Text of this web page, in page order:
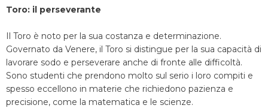
Toro: il perseverante
Il Toro è noto per la sua costanza e determinazione.
Governato da Venere, il Toro si distingue per la sua capacità di
lavorare sodo e perseverare anche di fronte alle difficoltà.
Sono studenti che prendono molto sul serio i loro compiti e
spesso eccellono in materie che richiedono pazienza e
precisione, come la matematica e le scienze.